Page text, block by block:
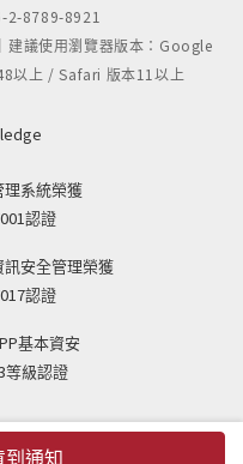
到通知
2-8789-8921
建議使用瀏覽器版本：Google
以上 / Safari 版本11以上
系統榮獲
認證
安全管理榮獲
認證
基本資安
等級認證